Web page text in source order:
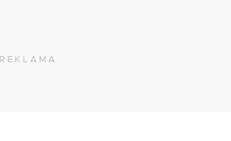
REKLAMA